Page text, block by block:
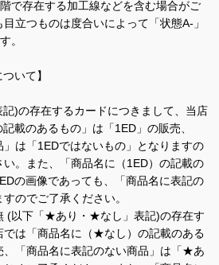
で存在する加工線などを含む場合がご
立つものは度合いによって「状態A-」
。
いて】
)の存在するカードにつきまして、当店
載のあるもの」は「1ED」の販売、
」は「1EDではないもの」となりますの
。また、「商品名に（1ED）の記載の
の画像であっても、「商品名に表記の
のでご了承ください。
(以下「★あり・★なし」表記)の存在す
では「商品名に（★なし）の記載のある
「商品名に表記のない商品」は「★あ